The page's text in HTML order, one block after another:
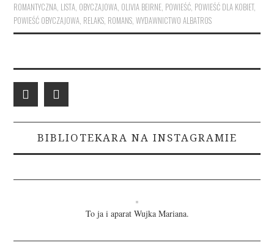
ROMANTYCZNA LISTA OBYCZAJOWA OLIVIA BEIRNE POWIEŚĆ POWIEŚĆ DLA KOBIET,
POWIEŚĆ OBYCZAJOWA RELAKS ROMANS ,WYDAWNICTWO ALBATROS
BIBLIOTEKARA NA INSTAGRAMIE
To ja i aparat Wujka Mariana.